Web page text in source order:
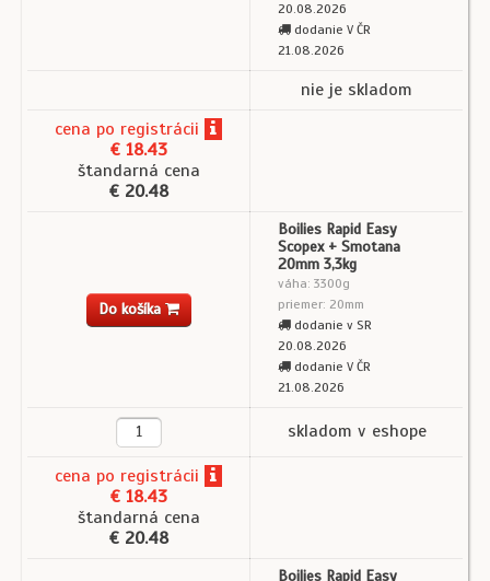
20.08.2026
dodanie V ČR
21.08.2026
nie je skladom
cena po registrácii
€ 18.43
štandarná cena
€ 20.48
Do košíka
Boilies Rapid Easy
Scopex + Smotana
20mm 3,3kg
váha: 3300g
priemer: 20mm
dodanie v SR
20.08.2026
dodanie V ČR
21.08.2026
skladom v eshope
cena po registrácii
€ 18.43
štandarná cena
€ 20.48
Boilies Rapid Easy